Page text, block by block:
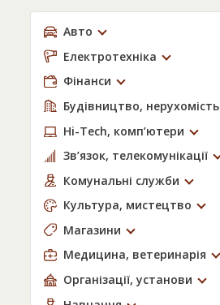
Авто
Електротехніка
Фінанси
Будівництво, нерухомість
Hi-Tech, комп’ютери
Зв’язок, телекомунікації
Комунальні служби
Культура, мистецтво
Магазини
Медицина, ветеринарія
Організації, установи